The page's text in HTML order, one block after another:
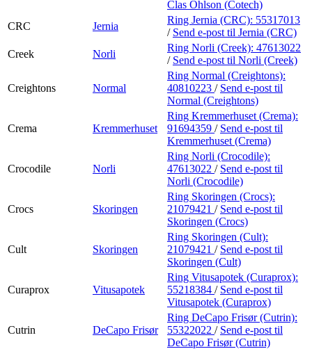
Clas Ohlson (Cotech)
CRC
Jernia
Ring Jernia (CRC): 55317013
/ Send e-post til Jernia (CRC)
Creek
Norli
Ring Norli (Creek): 47613022
/ Send e-post til Norli (Creek)
Creightons Normal
Ring Normal (Creightons):
40810223 / Send e-post til
Normal (Creightons)
Crema Kremmerhuset
Ring Kremmerhuset (Crema):
91694359 / Send e-post til
Kremmerhuset (Crema)
Crocodile Norli
Ring Norli (Crocodile):
47613022 / Send e-post til
Norli (Crocodile)
Crocs Skoringen
Ring Skoringen (Crocs):
21079421 / Send e-post til
Skoringen (Crocs)
Cult Skoringen
Ring Skoringen (Cult):
21079421 / Send e-post til
Skoringen (Cult)
Curaprox Vitusapotek
Ring Vitusapotek (Curaprox):
55218384 / Send e-post til
Vitusapotek (Curaprox)
Cutrin DeCapo Frisør
Ring DeCapo Frisør (Cutrin):
55322022 / Send e-post til
DeCapo Frisør (Cutrin)